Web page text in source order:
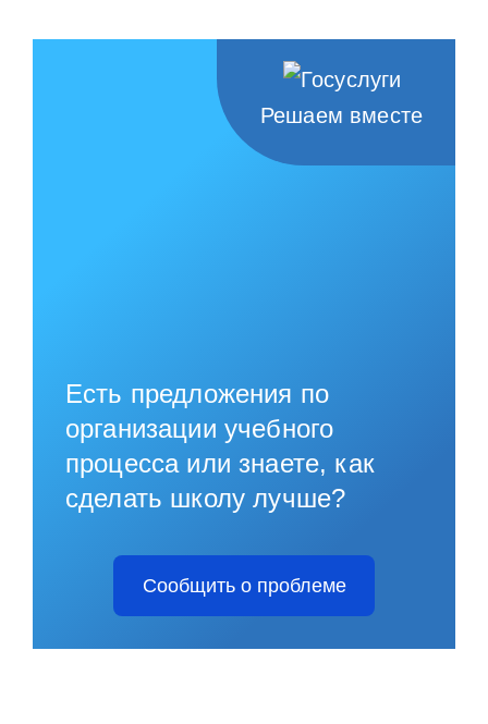
Решаем вместе
Есть предложения по
организации учебного
процесса или знаете, как
сделать школу лучше?
Сообщить о проблеме